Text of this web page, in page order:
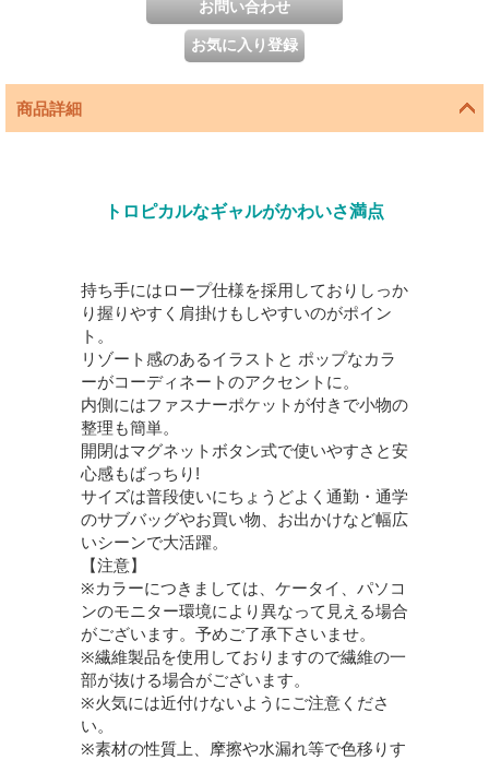
商品詳細
トロピカルなギャルがかわいさ満点
持ち手にはロープ仕様を採用しておりしっか
り握りやすく肩掛けもしやすいのがポイン
ト。
リゾート感のあるイラストと ポップなカラ
ーがコーディネートのアクセントに。
内側にはファスナーポケットが付きで小物の
整理も簡単。
開閉はマグネットボタン式で使いやすさと安
心感もばっちり!
サイズは普段使いにちょうどよく通勤・通学
のサブバッグやお買い物、お出かけなど幅広
いシーンで大活躍。
【注意】
※カラーにつきましては、ケータイ、パソコ
ンのモニター環境により異なって見える場合
がございます。予めご了承下さいませ。
※繊維製品を使用しておりますので繊維の一
部が抜ける場合がございます。
※火気には近付けないようにご注意くださ
い。
※素材の性質上、摩擦や水漏れ等で色移りす